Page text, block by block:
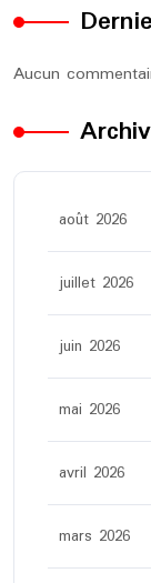
Aucun
août 2026
juillet 2026
juin 2026
mai 2026
avril 2026
mars 2026